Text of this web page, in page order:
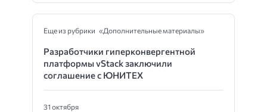
Еще из рубрики «Дополнительные материалы»
Разработчики гиперконвергентной
платформы vStack заключили
соглашение с ЮНИТЕХ
31 октября